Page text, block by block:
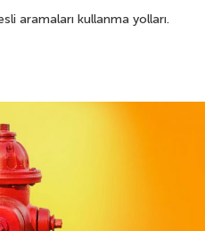
aramaları kullanma yolları.